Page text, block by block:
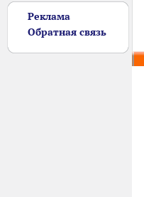
Реклама
Обратная связь